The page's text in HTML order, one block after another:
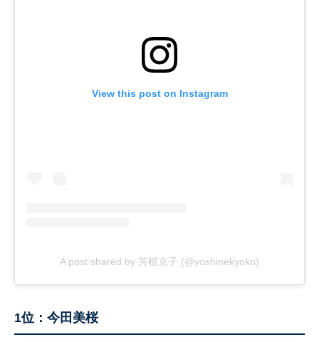
View this post on Instagram
A post shared by 芳根京子 (@yoshinekyoko)
1位：今田美桜